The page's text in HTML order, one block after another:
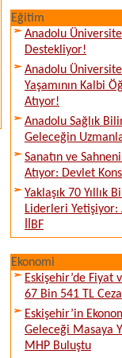
Eğitim
Anadolu
Destekliyor!
Anadolu
Yaşamının Kalbi
Atıyor!
Anadolu Sağlık
Geleceğin
Sanatın ve
Atıyor: Devlet
Yaklaşık 70 Yıllık
Liderleri
İİBF
Ekonomi
Eskişehir’de Fiyat
67 Bin 541 TL
Eskişehir’in
Geleceği Masaya
MHP Buluştu